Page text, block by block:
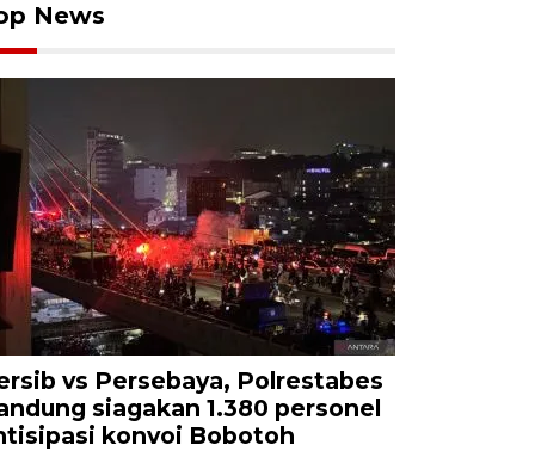
News
vs Persebaya, Polrestabes
siagakan 1.380 personel
konvoi Bobotoh